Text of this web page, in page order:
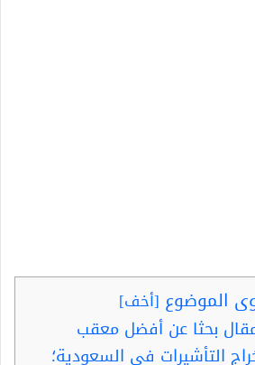
الموضوع [أخف]
بحثا عن أفضل معقب
التأشيرات في السعودية؛